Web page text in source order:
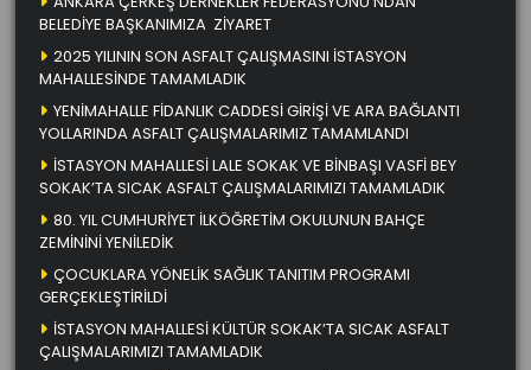
BELEDİYE BAŞKANIMIZA ZİYARET
2025 YILININ SON ASFALT ÇALIŞMASINI İSTASYON
MAHALLESİNDE TAMAMLADIK
YENİMAHALLE FİDANLIK CADDESİ GİRİŞİ VE ARA BAĞLANTI
YOLLARINDA ASFALT ÇALIŞMALARIMIZ TAMAMLANDI
İSTASYON MAHALLESİ LALE SOKAK VE BİNBAŞI VASFİ BEY
SOKAK’TA SICAK ASFALT ÇALIŞMALARIMIZI TAMAMLADIK
80. YIL CUMHURİYET İLKÖĞRETİM OKULUNUN BAHÇE
ZEMİNİNİ YENİLEDİK
ÇOCUKLARA YÖNELİK SAĞLIK TANITIM PROGRAMI
GERÇEKLEŞTİRİLDİ
İSTASYON MAHALLESİ KÜLTÜR SOKAK’TA SICAK ASFALT
ÇALIŞMALARIMIZI TAMAMLADIK